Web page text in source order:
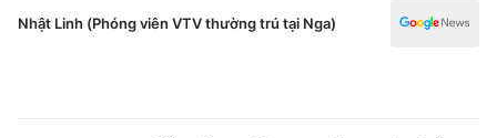
Pháp luậtCông nghệ
Nhật Linh (Phóng viên VTV thường trú tại Nga)